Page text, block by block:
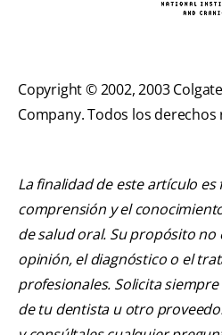
Copyright © 2002, 2003
Company. Todos los derechos
La finalidad de este artículo
comprensión y el
de salud oral. Su propósito no
opinión, el diagnóstico o el
profesionales. Solicita
de tu dentista u otro